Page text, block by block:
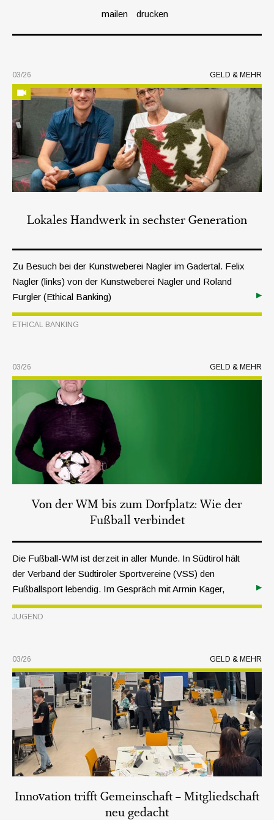
mailen drucken
GELD & MEHR
03/26
Lokales Handwerk in sechster Generation
Zu Besuch bei der Kunstweberei Nagler im Gadertal. Felix
Nagler (links) von der Kunstweberei Nagler und Roland
Furgler (Ethical Banking)
ETHICAL BANKING
GELD & MEHR
03/26
Von der WM bis zum Dorfplatz: Wie der
Fußball verbindet
Die Fußball-WM ist derzeit in aller Munde. In Südtirol hält
der Verband der Südtiroler Sportvereine (VSS) den
Fußballsport lebendig. Im Gespräch mit Armin Kager,
Leiter des Referats Fußball, werfen wir einen Blick hinter
die Kulissen des Kinder- und Jugendfußballs.
JUGEND
GELD & MEHR
03/26
Innovation trifft Gemeinschaft – Mitgliedschaft
neu gedacht